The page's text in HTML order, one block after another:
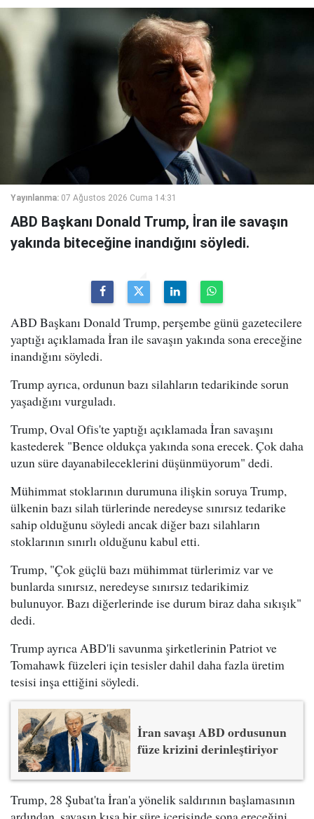
Yayınlanma: 07 Ağustos 2026 Cuma 14:31
ABD Başkanı Donald Trump, İran ile savaşın
yakında biteceğine inandığını söyledi.
ABD Başkanı Donald Trump, perşembe günü gazetecilere
yaptığı açıklamada İran ile savaşın yakında sona ereceğine
inandığını söyledi.
Trump ayrıca, ordunun bazı silahların tedarikinde sorun
yaşadığını vurguladı.
Trump, Oval Ofis'te yaptığı açıklamada İran savaşını
kastederek "Bence oldukça yakında sona erecek. Çok daha
uzun süre dayanabileceklerini düşünmüyorum" dedi.
Mühimmat stoklarının durumuna ilişkin soruya Trump,
ülkenin bazı silah türlerinde neredeyse sınırsız tedarike
sahip olduğunu söyledi ancak diğer bazı silahların
stoklarının sınırlı olduğunu kabul etti.
Trump, "Çok güçlü bazı mühimmat türlerimiz var ve
bunlarda sınırsız, neredeyse sınırsız tedarikimiz
bulunuyor. Bazı diğerlerinde ise durum biraz daha sıkışık"
dedi.
Trump ayrıca ABD'li savunma şirketlerinin Patriot ve
Tomahawk füzeleri için tesisler dahil daha fazla üretim
tesisi inşa ettiğini söyledi.
İran savaşı ABD ordusunun
füze krizini derinleştiriyor
Trump, 28 Şubat'ta İran'a yönelik saldırının başlamasının